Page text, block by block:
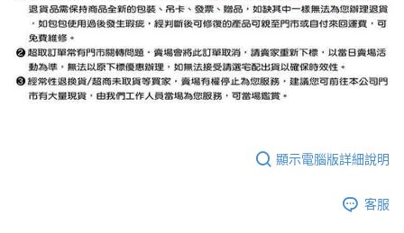
顯示電腦版詳細說明
客服